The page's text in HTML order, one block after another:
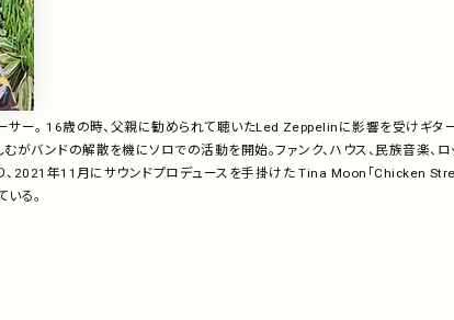
サー。 16歳の時、父親に勧められて聴いたLed Zeppelinに影響を受けギタ
がバンドの解散を機にソロでの活動を開始。ファンク、ハウス、民族音楽、ロ
、2021年11月にサウンドプロデュースを手掛けた Tina Moon「Chicken
る。